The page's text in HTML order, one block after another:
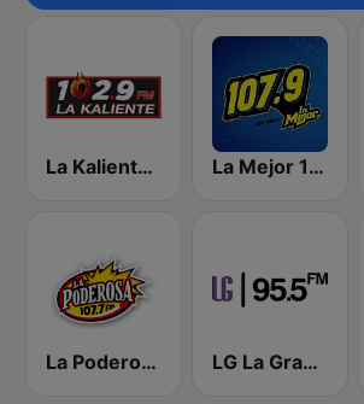
La Kaliente 102.9 FM La Mejor 107.9 FM
La Poderosa Aguascalientes LG La Grande